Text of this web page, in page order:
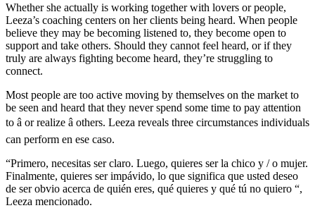
Whether she actually is working together with lovers or people,
Leeza’s coaching centers on her clients being heard. When people
believe they may be becoming listened to, they become open to
support and take others. Should they cannot feel heard, or if they
truly are always fighting become heard, they’re struggling to
connect.
Most people are too active moving by themselves on the market to
be seen and heard that they never spend some time to pay attention
to â or realize â others. Leeza reveals three circumstances individuals
can perform en ese caso.
“Primero, necesitas ser claro. Luego, quieres ser la chico y / o mujer.
Finalmente, quieres ser impávido, lo que significa que usted deseo
de ser obvio acerca de quién eres, qué quieres y qué tú no quiero “,
Leeza mencionado.